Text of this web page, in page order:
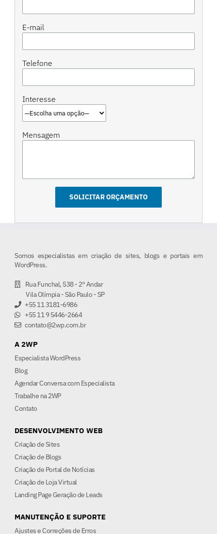
E-mail
Telefone
Interesse
Mensagem
Somos especialistas em criação de sites, blogs e portais em
WordPress.
Rua Funchal, 538 - 2º Andar
Vila Olímpia - São Paulo - SP
+55 11 3181-6986
+55 11 9 5446-2664
contato@2wp.com.br
A 2WP
Especialista WordPress
Blog
Agendar Conversa com Especialista
Trabalhe na 2WP
Contato
DESENVOLVIMENTO WEB
Criação de Sites
Criação de Blogs
Criação de Portal de Notícias
Criação de Loja Virtual
Landing Page Geração de Leads
MANUTENÇÃO E SUPORTE
Ajustes e Correções de Erros